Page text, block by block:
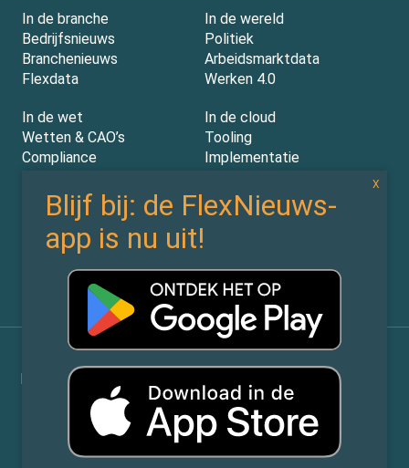
In de branche
Bedrijfsnieuws
Branchenieuws
Flexdata
In de wereld
Politiek
Arbeidsmarktdata
Werken 4.0
In de wet
Wetten & CAO’s
Compliance
In de cloud
Tooling
Implementatie
Experts
Partners
Vacatures
Nieuwsbrief
Privacy Statement
Flexnieuws.nl